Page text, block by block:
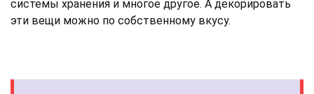
системы хранения и многое другое. А декорировать
эти вещи можно по собственному вкусу.